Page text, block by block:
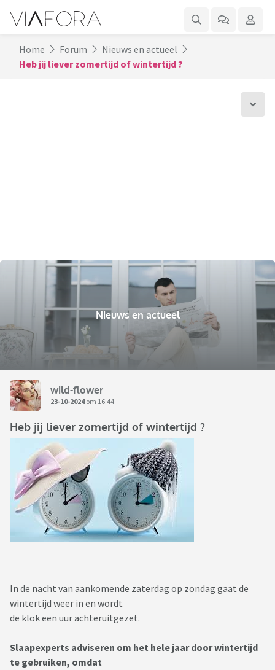
Home Forum
Nieuws en actueel
Heb jij liever zomertijd of wintertijd ?
Nieuws en actueel
wild-flower
23-10-2024om 16:44
Heb jij liever zomertijd of wintertijd ?
In de nacht van aankomende zaterdag op zondag gaat de
wintertijd weer in en wordt
de klok een uur achteruitgezet.
Slaapexperts adviseren om het hele jaar door wintertijd
te gebruiken, omdat